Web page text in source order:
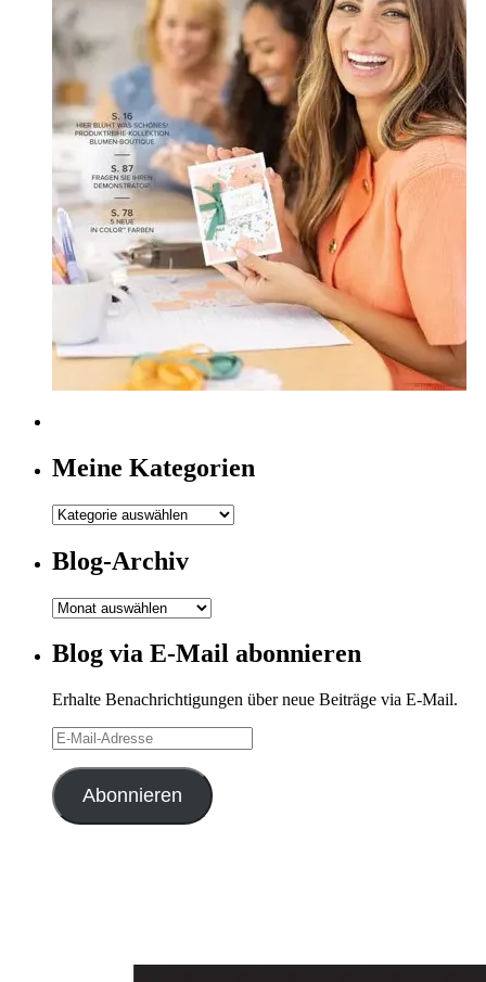
Meine Kategorien
Meine
Blog-Archiv
Blog-
Blog via E-Mail abonnieren
Erhalte Benachrichtigungen über neue Beiträge via E-Mail.
E-
Mail-
Adresse
Abonnieren